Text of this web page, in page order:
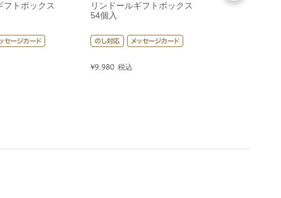
フトボックス
リンドールギフトボックス
54個入
¥9,980 税込
リンドール